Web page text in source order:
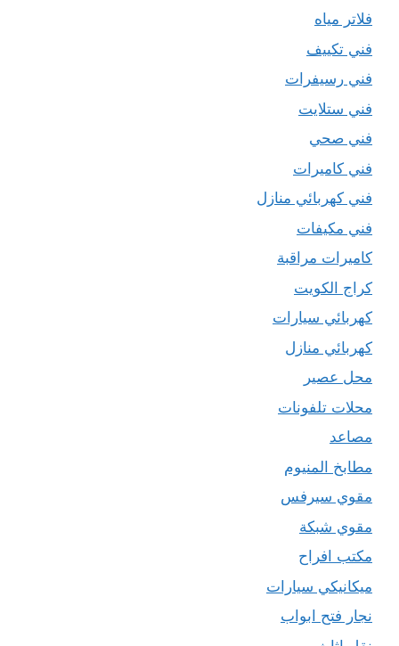
فلاتر مياه
فني تكييف
فني رسيفرات
فني ستلايت
فني صحي
فني كاميرات
فني كهربائي منازل
فني مكيفات
كاميرات مراقبة
كراج الكويت
كهربائي سيارات
كهربائي منازل
محل عصير
محلات تلفونات
مصاعد
مطابخ المنيوم
مقوي سيرفس
مقوي شبكة
مكتب افراح
ميكانيكي سيارات
نجار فتح ابواب